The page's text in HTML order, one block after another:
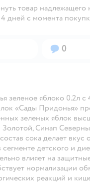
товар надлежащего
дней с момента
Вопросов:
0
зеленое яблоко 0.2л с
«Сады Придонья»
зеленых яблок
Синап
сока делает
детского и
влияет на
нормализации
реакций и